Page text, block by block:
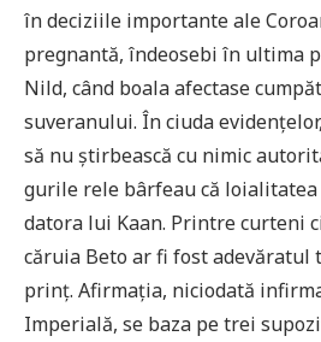
în deciziile importante ale
pregnantă, îndeosebi în ultima
Nild, când boala afectase
suveranului. În ciuda
să nu știrbească cu nimic
gurile rele bârfeau că
datora lui Kaan. Printre curteni
căruia Beto ar fi fost adevăratul
prinţ. Afirmaţia, niciodată
Imperială, se baza pe trei